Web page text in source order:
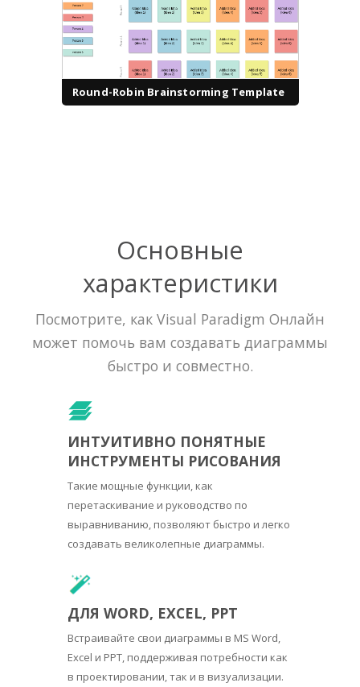
Round-Robin Brainstorming Template
Основные
характеристики
Посмотрите, как Visual Paradigm Онлайн
может помочь вам создавать диаграммы
быстро и совместно.
ИНТУИТИВНО ПОНЯТНЫЕ
ИНСТРУМЕНТЫ РИСОВАНИЯ
Такие мощные функции, как
перетаскивание и руководство по
выравниванию, позволяют быстро и легко
создавать великолепные диаграммы.
ДЛЯ WORD, EXCEL, PPT
Встраивайте свои диаграммы в MS Word,
Excel и PPT, поддерживая потребности как
в проектировании, так и в визуализации.